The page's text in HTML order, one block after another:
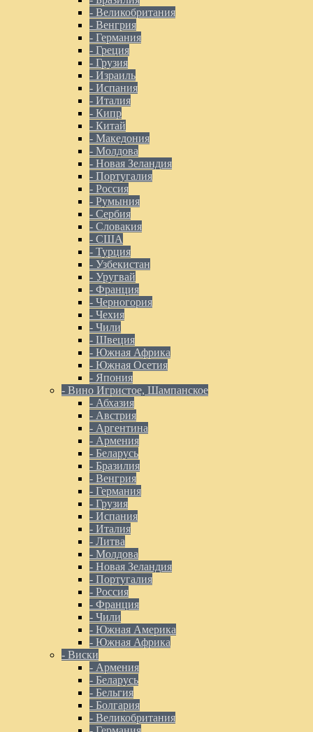
- Великобритания
- Венгрия
- Германия
- Греция
- Грузия
- Израиль
- Испания
- Италия
- Кипр
- Китай
- Македония
- Молдова
- Новая Зеландия
- Португалия
- Россия
- Румыния
- Сербия
- Словакия
- США
- Турция
- Узбекистан
- Уругвай
- Франция
- Черногория
- Чехия
- Чили
- Швеция
- Южная Африка
- Южная Осетия
- Япония
- Вино Игристое, Шампанское
- Абхазия
- Австрия
- Аргентина
- Армения
- Беларусь
- Бразилия
- Венгрия
- Германия
- Грузия
- Испания
- Италия
- Литва
- Молдова
- Новая Зеландия
- Португалия
- Россия
- Франция
- Чили
- Южная Америка
- Южная Африка
- Виски
- Армения
- Беларусь
- Бельгия
- Болгария
- Великобритания